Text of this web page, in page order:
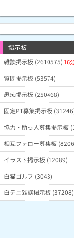
掲示板
雑談掲示板 (2610575) 16
質問掲示板 (53574)
愚痴掲示板 (250468)
固定PT募集掲示板 (31246)
協力・助っ人募集掲示板
相互フォロー募集板
イラスト掲示板 (12089)
白猫ゴルフ (3043)
白テニ雑談掲示板 (37208)